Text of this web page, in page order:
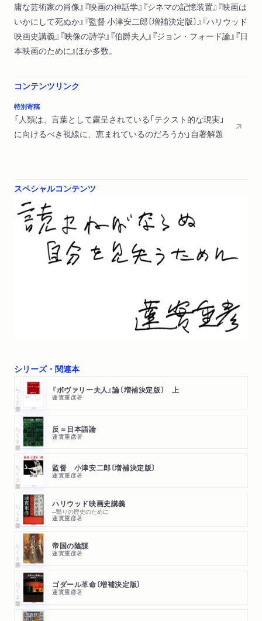
庸な芸術家の肖像』『映画の神話学』『シネマの記憶装置』『映画は
いかにして死ぬか』『監督 小津安二郎〔増補決定版〕』『ハリウッド
映画史講義』『映像の詩学』『伯爵夫人』『ジョン・フォード論』『日
本映画のために』ほか多数。
コンテンツリンク
特別寄稿
「人類は、言葉として露呈されている「テクスト的な現実」
に向けるべき視線に、恵まれているのだろうか」自著解題
スペシャルコンテンツ
シリーズ・関連本
ちくま学芸文庫 『ボヴァリー夫人』論〔増補決定版〕 上
蓮實重彦著
ちくま学芸文庫 反＝日本語論
蓮實重彦著
ちくま学芸文庫 監督 小津安二郎〔増補決定版〕
蓮實重彦著
ちくま学芸文庫 ハリウッド映画史講義
─翳りの歴史のために
蓮實重彦著
ちくま学芸文庫 帝国の陰謀
蓮實重彦著
ちくま学芸文庫 ゴダール革命〔増補決定版〕
蓮實重彦著